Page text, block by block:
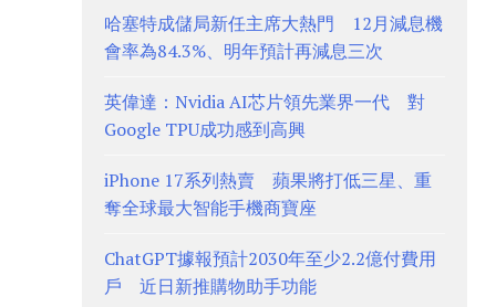
哈塞特成儲局新任主席大熱門 12月減息機
會率為84.3%、明年預計再減息三次
英偉達：Nvidia AI芯片領先業界一代 對
Google TPU成功感到高興
iPhone 17系列熱賣 蘋果將打低三星、重
奪全球最大智能手機商寶座
ChatGPT據報預計2030年至少2.2億付費用
戶 近日新推購物助手功能